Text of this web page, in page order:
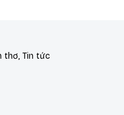
thơ, Tin tức